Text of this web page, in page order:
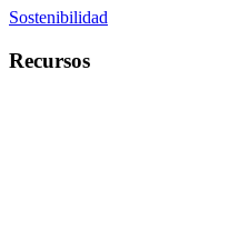
Sostenibilidad
Recursos